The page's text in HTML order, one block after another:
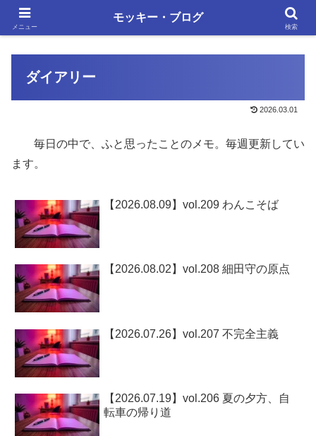
単調な日々にも、いろいろあります
ダイアリー
2026.03.01
毎日の中で、ふと思ったことのメモ。毎週更新してい
ます。
【2026.08.09】vol.209 わんこそば
【2026.08.02】vol.208 細田守の原点
【2026.07.26】vol.207 不完全主義
【2026.07.19】vol.206 夏の夕方、自
転車の帰り道
メニュー
モッキー・ブログ
検索